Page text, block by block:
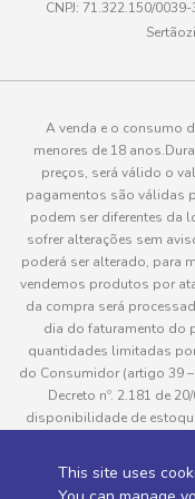
This site uses
CNPJ: 71.322.150/
A venda e o consumo
menores de 18
preços, será válido o
pagamentos são válidas
podem ser diferentes da
sofrer alterações sem
poderá ser alterado, para
vendemos produtos por
da compra será
dia do faturamento do
quantidades limitadas
do Consumidor (artigo 39 –
Decreto nº. 2.181 de
disponibilidade de
pedido do cliente, este